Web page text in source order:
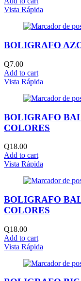
Vista Rápida
BOLIGRAFO
Q7.00
Add to cart
Vista Rápida
BOLIGRAFO
COLORES
Q18.00
Add to cart
Vista Rápida
BOLIGRAFO
COLORES
Q18.00
Add to cart
Vista Rápida